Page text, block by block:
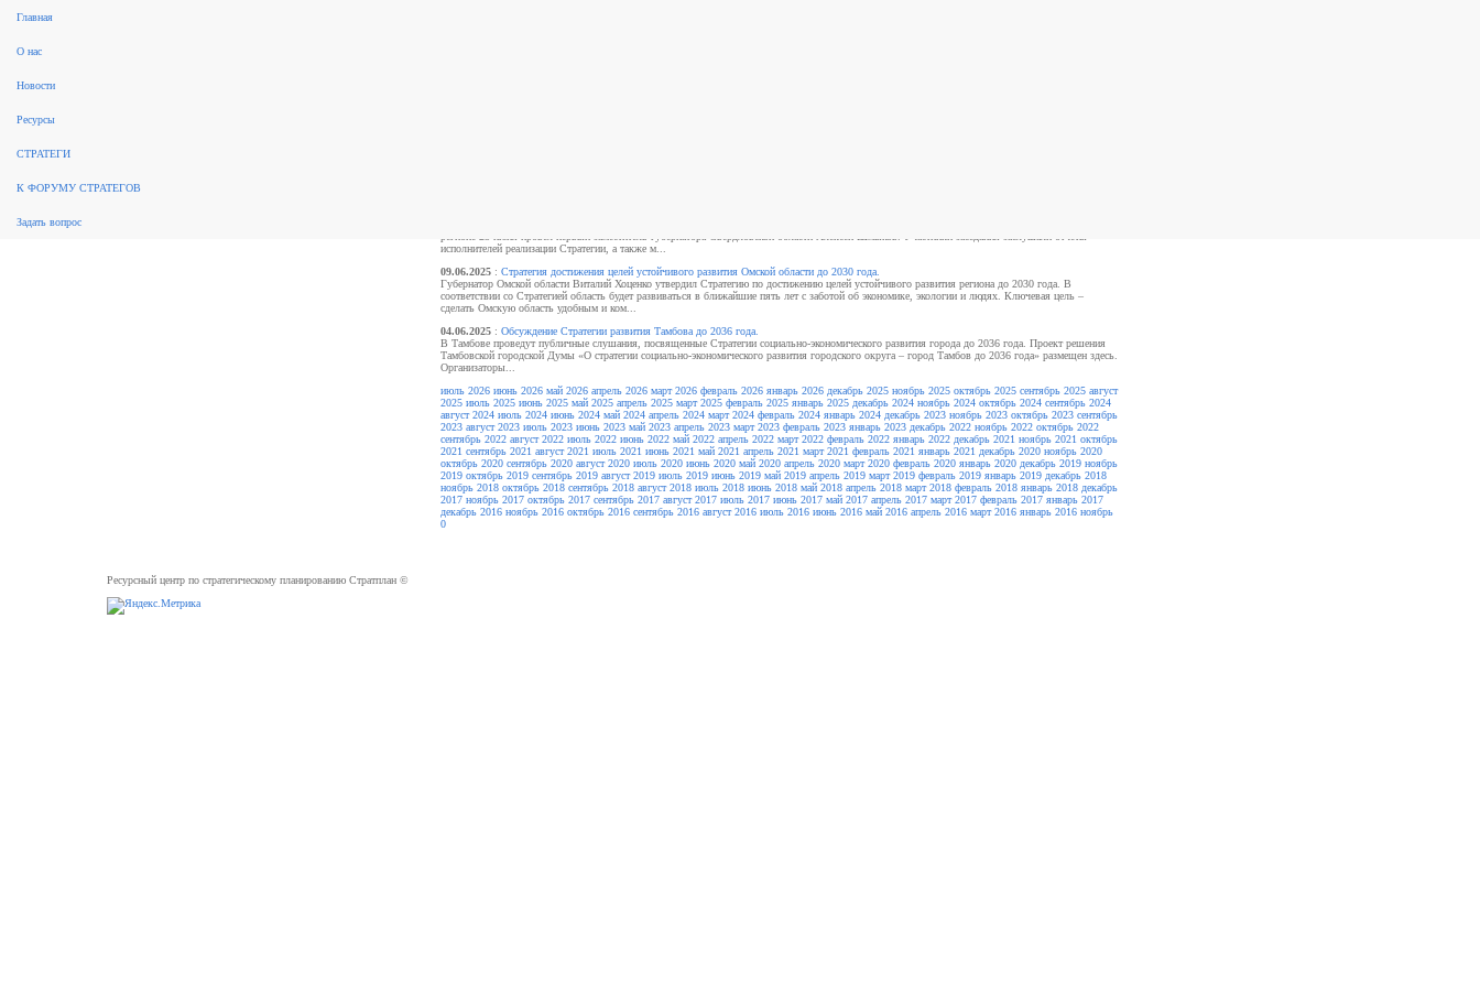
Главная
О нас
Новости
Ресурсы
СТРАТЕГИ
К ФОРУМУ СТРАТЕГОВ
Задать вопрос
исполнителей реализации Стратегии, а также м...
09.06.2025: Стратегия достижения целей устойчивого развития Омской области до 2030 года.
Губернатор Омской области Виталий Хоценко утвердил Стратегию по достижению целей устойчивого развития региона до 2030 года. В
соответствии со Стратегией область будет развиваться в ближайшие пять лет с заботой об экономике, экологии и людях. Ключевая цель –
сделать Омскую область удобным и ком...
04.06.2025: Обсуждение Стратегии развития Тамбова до 2036 года.
В Тамбове проведут публичные слушания, посвященные Стратегии социально-экономического развития города до 2036 года. Проект решения
Тамбовской городской Думы «О стратегии социально-экономического развития городского округа – город Тамбов до 2036 года» размещен здесь.
Организаторы...
июль 2026 июнь 2026 май 2026 апрель 2026 март 2026 февраль 2026 январь 2026 декабрь 2025 ноябрь 2025 октябрь 2025 сентябрь 2025 август
2025 июль 2025 июнь 2025 май 2025 апрель 2025 март 2025 февраль 2025 январь 2025 декабрь 2024 ноябрь 2024 октябрь 2024 сентябрь 2024
август 2024 июль 2024 июнь 2024 май 2024 апрель 2024 март 2024 февраль 2024 январь 2024 декабрь 2023 ноябрь 2023 октябрь 2023 сентябрь
2023 август 2023 июль 2023 июнь 2023 май 2023 апрель 2023 март 2023 февраль 2023 январь 2023 декабрь 2022 ноябрь 2022 октябрь 2022
сентябрь 2022 август 2022 июль 2022 июнь 2022 май 2022 апрель 2022 март 2022 февраль 2022 январь 2022 декабрь 2021 ноябрь 2021 октябрь
2021 сентябрь 2021 август 2021 июль 2021 июнь 2021 май 2021 апрель 2021 март 2021 февраль 2021 январь 2021 декабрь 2020 ноябрь 2020
октябрь 2020 сентябрь 2020 август 2020 июль 2020 июнь 2020 май 2020 апрель 2020 март 2020 февраль 2020 январь 2020 декабрь 2019 ноябрь
2019 октябрь 2019 сентябрь 2019 август 2019 июль 2019 июнь 2019 май 2019 апрель 2019 март 2019 февраль 2019 январь 2019 декабрь 2018
ноябрь 2018 октябрь 2018 сентябрь 2018 август 2018 июль 2018 июнь 2018 май 2018 апрель 2018 март 2018 февраль 2018 январь 2018 декабрь
2017 ноябрь 2017 октябрь 2017 сентябрь 2017 август 2017 июль 2017 июнь 2017 май 2017 апрель 2017 март 2017 февраль 2017 январь 2017
декабрь 2016 ноябрь 2016 октябрь 2016 сентябрь 2016 август 2016 июль 2016 июнь 2016 май 2016 апрель 2016 март 2016 январь 2016 ноябрь
0
Ресурсный центр по стратегическому планированию Стратплан ©